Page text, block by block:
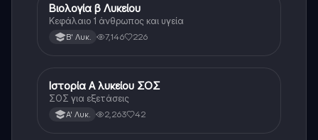
Βιολογία
Βιολογία β Λυκείου
Κεφάλαιο 1 άνθρωπος και υγεία
Β' Λυκ. 7,146 226
Ιστορία
Ιστορία Α λυκείου ΣΟΣ
ΣΟΣ για εξετάσεις
Α' Λυκ. 2,263 42